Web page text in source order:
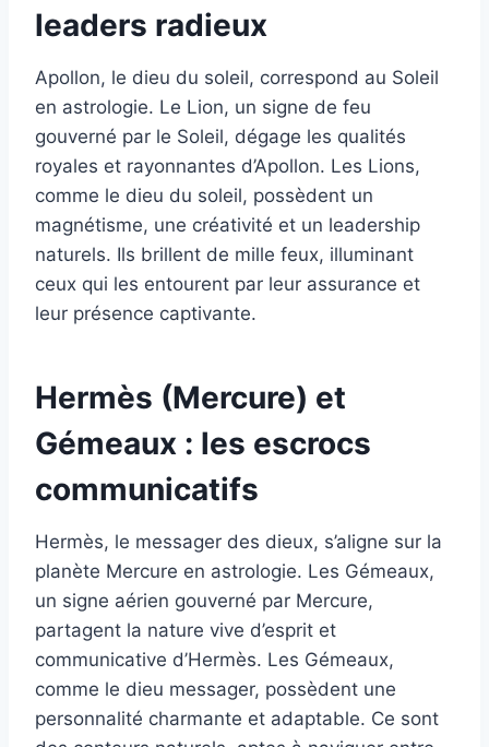
leaders radieux
Apollon, le dieu du soleil, correspond au Soleil
en astrologie. Le Lion, un signe de feu
gouverné par le Soleil, dégage les qualités
royales et rayonnantes d’Apollon. Les Lions,
comme le dieu du soleil, possèdent un
magnétisme, une créativité et un leadership
naturels. Ils brillent de mille feux, illuminant
ceux qui les entourent par leur assurance et
leur présence captivante.
Hermès (Mercure) et
Gémeaux : les escrocs
communicatifs
Hermès, le messager des dieux, s’aligne sur la
planète Mercure en astrologie. Les Gémeaux,
un signe aérien gouverné par Mercure,
partagent la nature vive d’esprit et
communicative d’Hermès. Les Gémeaux,
comme le dieu messager, possèdent une
personnalité charmante et adaptable. Ce sont